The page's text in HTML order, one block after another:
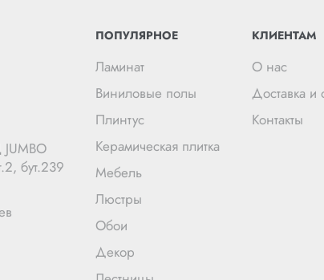
бут.239
ПОПУЛЯРНОЕ
Ламинат
Виниловые полы
Плинтус
Керамическая плитка
Мебель
Люстры
Обои
Декор
КЛИЕНТАМ
О нас
Доставка и
Контакты